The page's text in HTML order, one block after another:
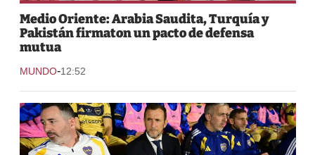
Medio Oriente: Arabia Saudita, Turquía y
Pakistán firmaton un pacto de defensa
mutua
MUNDO-12:52